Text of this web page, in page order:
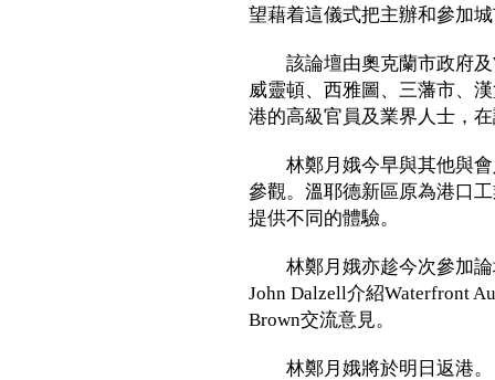
望藉着這儀式把主辦和參加
該論壇由奧克蘭市政府及
威靈頓、西雅圖、三藩市、
港的高級官員及業界人士，
林鄭月娥今早與其他與會
參觀。溫耶德新區原為港口
提供不同的體驗。
林鄭月娥亦趁今次參加論
John Dalzell介紹Waterfront
Brown交流意見。
林鄭月娥將於明日返港。